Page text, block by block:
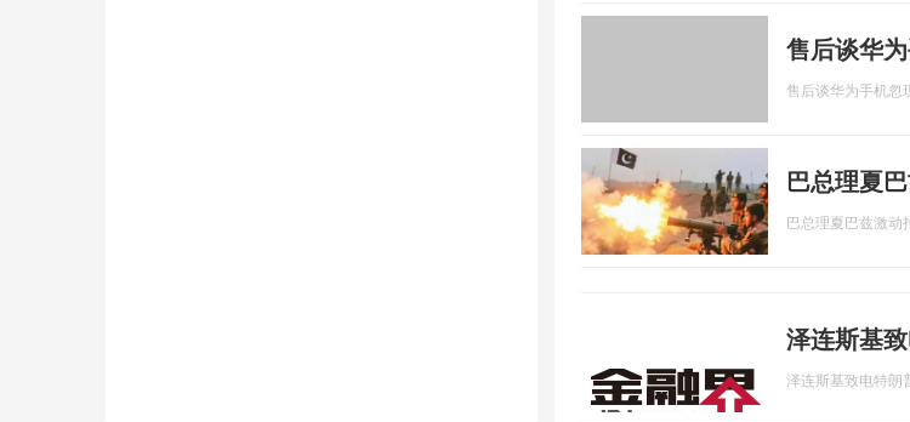
售后谈华
售后谈华为手机忽
巴总理夏
巴总理夏巴兹激动
泽连斯基
泽连斯基致电特朗